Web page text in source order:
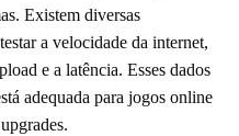
Existem diversas
a velocidade da internet,
e a latência. Esses dados
adequada para jogos online